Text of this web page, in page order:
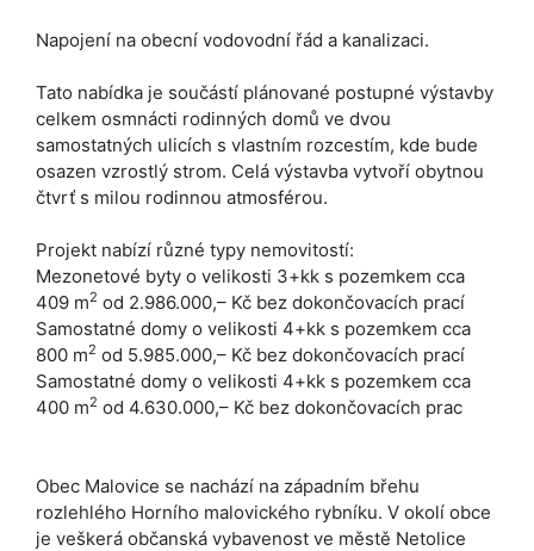
Napojení na obecní vodovodní řád a kanalizaci.
Tato nabídka je součástí plánované postupné výstavby
celkem osmnácti rodinných domů ve dvou
samostatných ulicích s vlastním rozcestím, kde bude
osazen vzrostlý strom. Celá výstavba vytvoří obytnou
čtvrť s milou rodinnou atmosférou.
Projekt nabízí různé typy nemovitostí:
Mezonetové byty o velikosti 3+kk s pozemkem cca
409 m2 od 2.986.000,– Kč bez dokončovacích prací
Samostatné domy o velikosti 4+kk s pozemkem cca
800 m2 od 5.985.000,– Kč bez dokončovacích prací
Samostatné domy o velikosti 4+kk s pozemkem cca
400 m2 od 4.630.000,– Kč bez dokončovacích prac
Obec Malovice se nachází na západním břehu
rozlehlého Horního malovického rybníku. V okolí obce
je veškerá občanská vybavenost ve městě Netolice